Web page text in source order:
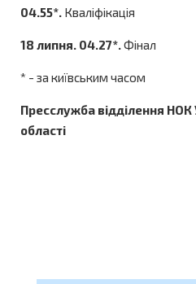
04.55*. Кваліфікація
18 липня. 04.27*.Фінал
* - за київським часом
Пресслужба відділення НОК
області